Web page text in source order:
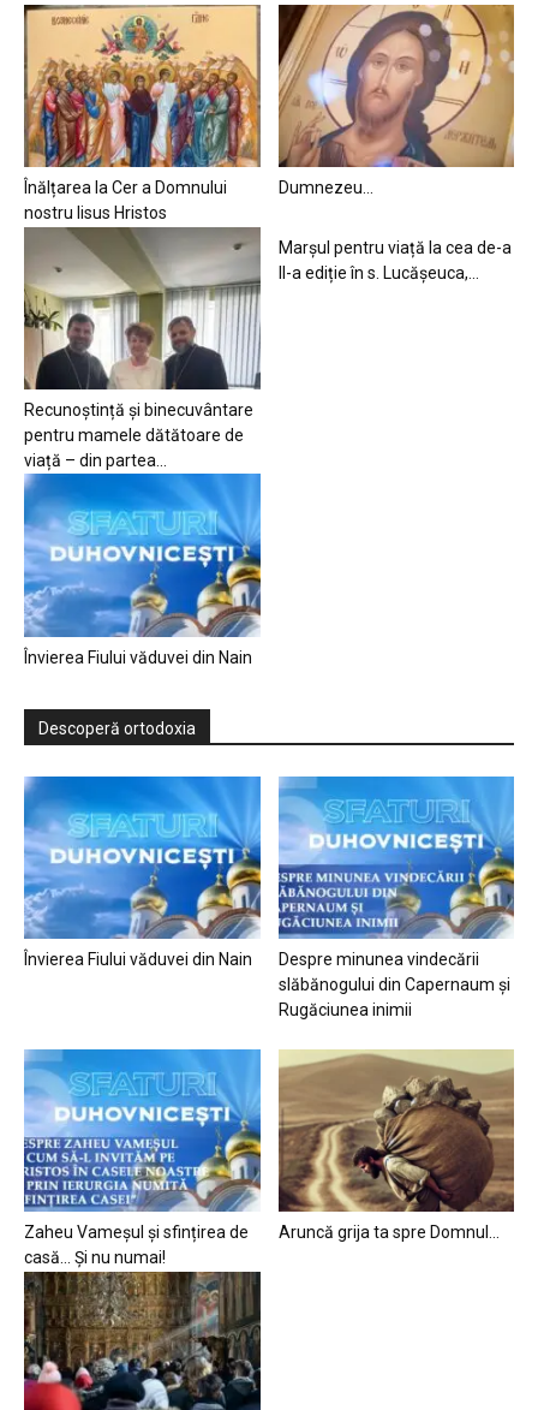
Înălțarea la Cer a Domnului
nostru Iisus Hristos
Dumnezeu…
Recunoștință și binecuvântare
pentru mamele dătătoare de
viață – din partea...
Marșul pentru viață la cea de-a
II-a ediție în s. Lucășeuca,...
Învierea Fiului văduvei din Nain
Descoperă ortodoxia
Învierea Fiului văduvei din Nain
Despre minunea vindecării
slăbănogului din Capernaum și
Rugăciunea inimii
Zaheu Vameșul și sfințirea de
casă… Și nu numai!
Aruncă grija ta spre Domnul…